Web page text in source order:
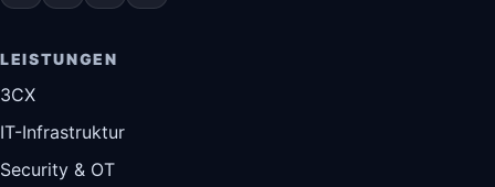
LEISTUNGEN
3CX
IT-Infrastruktur
Security & OT